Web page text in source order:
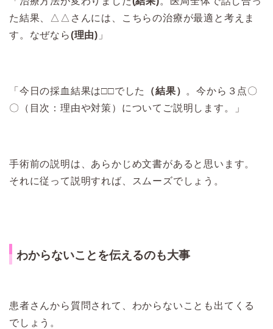
た結果、△△さんには、こちらの治療が最適と考えま
す。なぜなら(理由) 」
「今日の採血結果は□□でした （結果） 。今から３点〇
〇（目次：理由や対策）についてご説明します。」
手術前の説明は、あらかじめ文書があると思います。
それに従って説明すれば、スムーズでしょう。
わからないことを伝えるのも大事
患者さんから質問されて、わからないことも出てくる
でしょう。